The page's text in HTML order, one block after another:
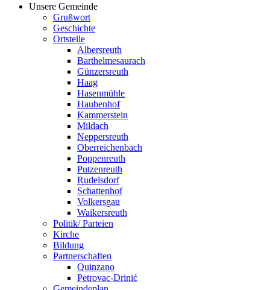
Unsere Gemeinde
Grußwort
Geschichte
Ortsteile
Albersreuth
Barthelmesaurach
Günzersreuth
Haag
Hasenmühle
Haubenhof
Kammerstein
Mildach
Neppersreuth
Oberreichenbach
Poppenreuth
Putzenreuth
Rudelsdorf
Schattenhof
Volkersgau
Waikersreuth
Politik/ Parteien
Kirche
Bildung
Partnerschaften
Quinzano
Petrovac-Drinić